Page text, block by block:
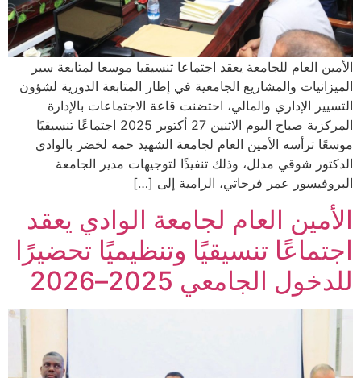
الأمين العام للجامعة يعقد اجتماعا تنسيقيا موسعا لمتابعة سير
الميزانيات والمشاريع الجامعية في إطار المتابعة الدورية لشؤون
التسيير الإداري والمالي، احتضنت قاعة الاجتماعات بالإدارة
المركزية صباح اليوم الاثنين 27 أكتوبر 2025 اجتماعًا تنسيقيًا
موسعًا ترأسه الأمين العام لجامعة الشهيد حمه لخضر بالوادي
الدكتور شوقي مدلل، وذلك تنفيذًا لتوجيهات مدير الجامعة
البروفيسور عمر فرحاتي، الرامية إلى […]
الأمين العام لجامعة الوادي يعقد
اجتماعًا تنسيقيًا وتنظيميًا تحضيرًا
للدخول الجامعي 2025–2026